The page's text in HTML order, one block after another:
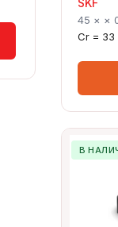
SKF
45 × ×
Cr = 33
В